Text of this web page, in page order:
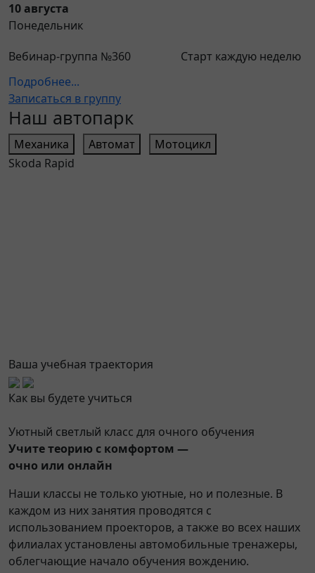
10 августа
Понедельник
Вебинар-группа №360
Старт каждую неделю
Подробнее...
Записаться в группу
Наш автопарк
Механика Автомат
Мотоцикл
Skoda Rapid
Ваша учебная траектория
Как вы будете учиться
Учите теорию с комфортом —
очно или онлайн
Наши классы не только уютные, но и полезные. В
каждом из них занятия проводятся с
использованием проекторов, а также во всех наших
филиалах установлены автомобильные тренажеры,
облегчающие начало обучения вождению.
Уютный светлый класс для очного обучения